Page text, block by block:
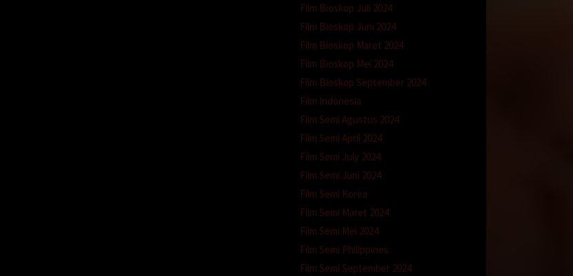
Film Bioskop Juli 2024
Film Bioskop Juni 2024
Film Bioskop Maret 2024
Film Bioskop Mei 2024
Film Bioskop September 2024
Film Indonesia
Film Semi Agustus 2024
Film Semi April 2024
Film Semi July 2024
Film Semi Juni 2024
Film Semi Korea
Film Semi Maret 2024
Film Semi Mei 2024
Film Semi Philippines
Film Semi September 2024